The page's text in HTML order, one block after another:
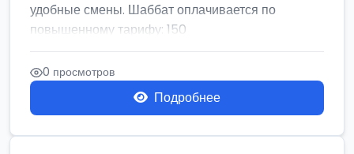
удобные смены. Шаббат оплачивается по
повышенному тарифу: 150
0 просмотров
Подробнее